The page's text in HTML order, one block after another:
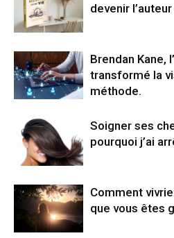
devenir
Brendan Kane,
transformé la
méthode.
Soigner ses
pourquoi j’ai
Comment
que vous êtes